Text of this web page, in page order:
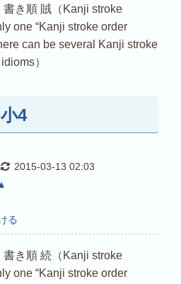
き順 賊（Kanji stroke
one “Kanji stroke order
can be several Kanji stroke
）
4
2015-03-13 02:03
る
き順 続（Kanji stroke
one “Kanji stroke order